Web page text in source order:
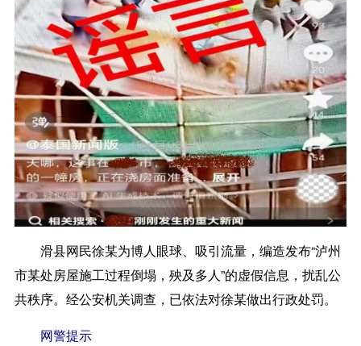
滑县网民徐某为博人眼球、吸引流量，编造发布“泸州
市某处房屋施工过程倒塌，殃及多人”的虚假信息，扰乱公
共秩序。经公安机关调查，已依法对徐某做出行政处罚。
网警提示